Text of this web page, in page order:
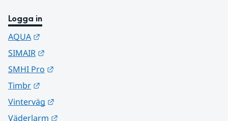
Logga in
AQUA
SIMAIR
SMHI Pro
Timbr
Vinterväg
Väderlarm